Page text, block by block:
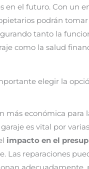
en el futuro. Con un
podrán
tanto la
como la salud
elegir la
más económica para
es vital por
impacto en el
Las reparaciones